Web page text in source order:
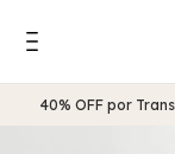
40% OFF por